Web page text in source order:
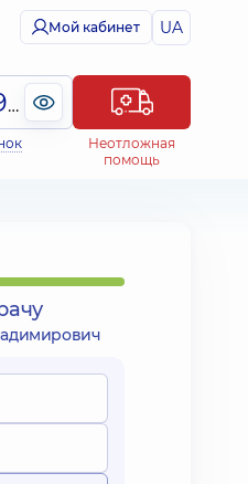
Мой кабинет UA
(044) 495-2-888
Неотложная
помощь